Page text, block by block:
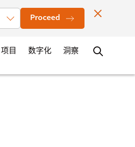
Proceed
办公室地点 联系
项目 数字化 洞察